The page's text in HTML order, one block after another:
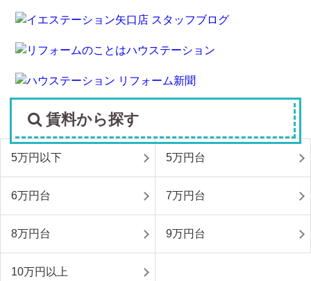
賃料から探す
5万円以下 5万円台
6万円台 7万円台
8万円台 9万円台
10万円以上